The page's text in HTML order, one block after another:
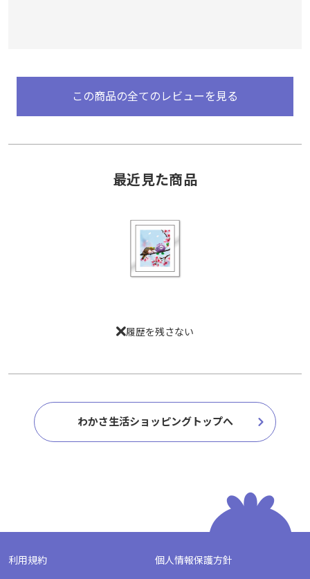
この商品の全てのレビューを見る
最近見た商品
履歴を残さない
わかさ生活ショッピングトップへ
利用規約 個人情報保護方針